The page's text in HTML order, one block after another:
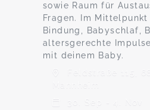
sowie Raum für
Fragen. Im Mittelpunkt
Bindung, Babyschlaf,
altersgerechte
mit deinem Baby.
Feldstraße 115,
Mannheim
30. Sep - 4. Nov